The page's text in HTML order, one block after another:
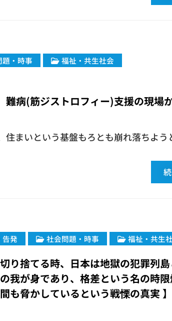
題・時事
福祉・共生社会
難病(筋ジストロフィー)支援の現場
住まいという基盤もろとも崩れ落ちよう
告発 社会問題・時事 福祉・共生
り捨てる時、日本は地獄の犯罪列島
我が身であり、格差という名の時
も脅かしているという戦慄の真実 】